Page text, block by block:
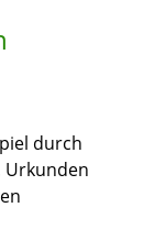
durch
Urkunden